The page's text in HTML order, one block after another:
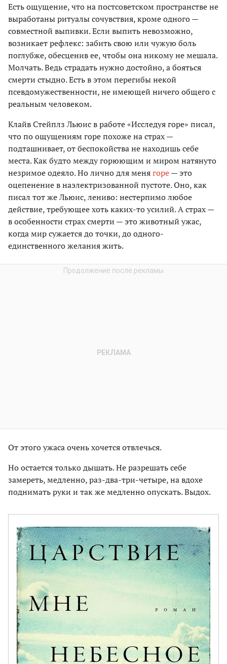
Есть ощущение, что на постсоветском пространстве не
выработаны ритуалы сочувствия, кроме одного —
совместной выпивки. Если выпить невозможно,
возникает рефлекс: забить свою или чужую боль
поглубже, обесценив ее, чтобы она никому не мешала.
Молчать. Ведь страдать нужно достойно, а бояться
смерти стыдно. Есть в этом перегибы некой
псевдомужественности, не имеющей ничего общего с
реальным человеком.
Клайв Стейплз Льюис в работе «Исследуя горе» писал,
что по ощущениям горе похоже на страх —
подташнивает, от беспокойства не находишь себе
места. Как будто между горюющим и миром натянуто
незримое одеяло. Но лично для менягоре— это
оцепенение в наэлектризованной пустоте. Оно, как
писал тот же Льюис, лениво: нестерпимо любое
действие, требующее хоть каких-то усилий. А страх —
в особенности страх смерти — это животный ужас,
когда мир сужается до точки, до одного-
единственного желания жить.
От этого ужаса очень хочется отвлечься.
Но остается только дышать. Не разрешать себе
замереть, медленно, раз-два-три-четыре, на вдохе
поднимать руки и так же медленно опускать. Выдох.